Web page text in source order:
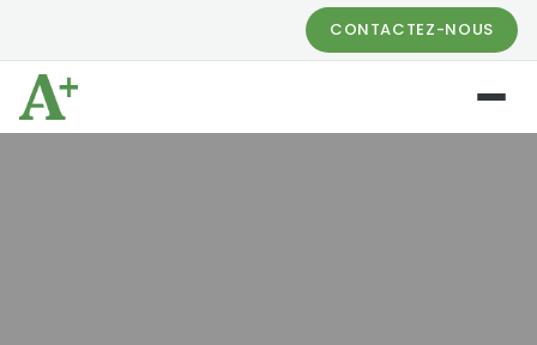
CONTACTEZ-NOUS